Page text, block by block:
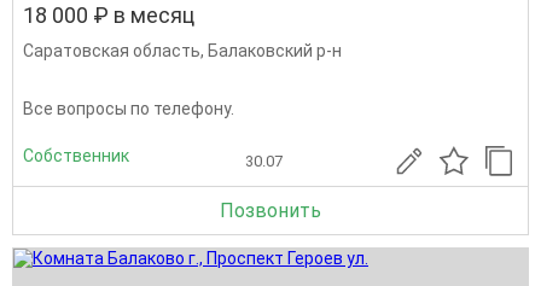
18 000 ₽ в месяц
Саратовская область, Балаковский р-н
Все вопросы по телефону.
Собственник 30.07
Позвонить